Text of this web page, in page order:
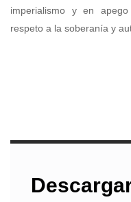
imperialismo y en
respeto a la soberanía y